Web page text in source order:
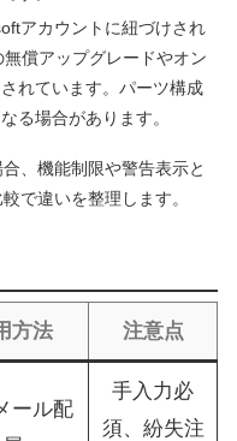
アカウントに紐づけされ
償アップグレードやオン
れています。パーツ構成
る場合があります。
、機能制限や警告表示と
で違いを整理します。
方法 注意点
ール配
手入力必
須、紛失注